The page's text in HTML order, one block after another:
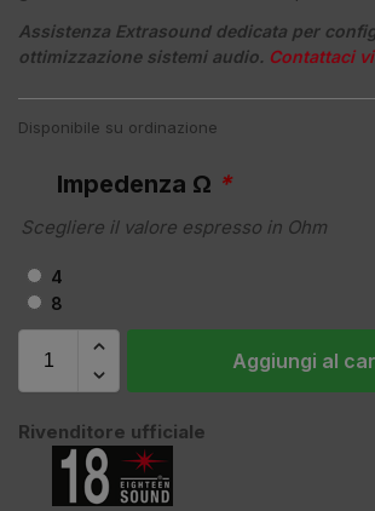
Assistenza Extrasound dedicata per
ottimizzazione sistemi audio. Contattaci
Disponibile su ordinazione
Impedenza Ω *
Scegliere il valore espresso in Ohm
4
8
Aggiungi al
Rivenditore ufficiale